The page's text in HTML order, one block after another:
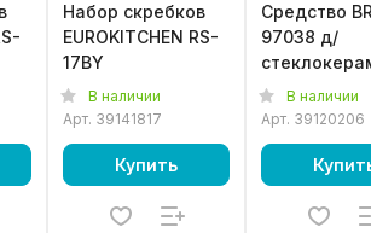
Набор скребков
EUROKITCHEN RS-
17BY
В наличии
Арт. 39141817
Купить
Средство
97038 д/
плитВ наличии
Арт. 39120206